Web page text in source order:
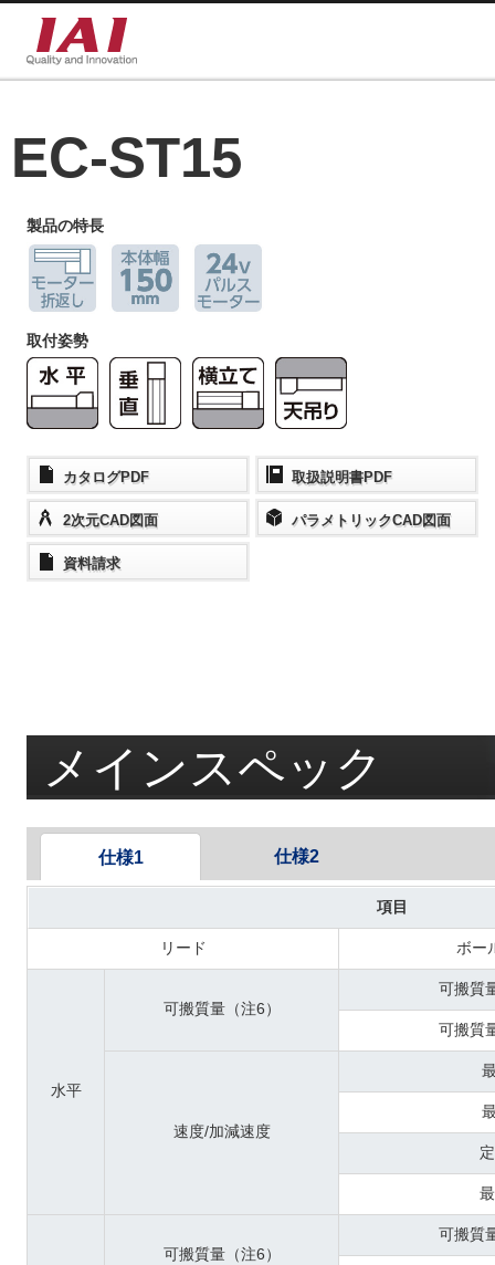
EC-ST15
製品の特長
取付姿勢
カタログPDF
2次元CAD図面
資料請求
取扱説明書PDF
パラメトリックCAD図面
メインスペック
仕様1
項目
リード ボー
水平
可搬質量（注6）
可搬質
可搬質
速度/加減速度
可搬質量（注6）
可搬質
仕様2